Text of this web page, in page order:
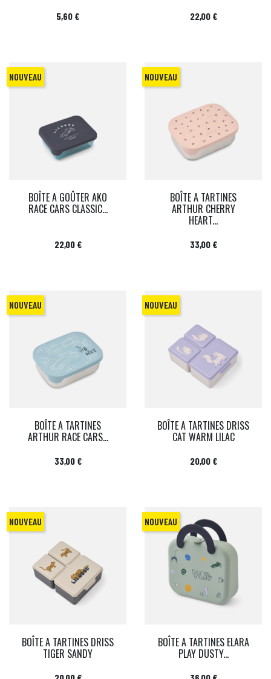
Prix
5,60 € Prix
22,00 €
BOÎTE A GOÛTER AKO
RACE CARS CLASSIC...
Prix
22,00 €
NOUVEAU
BOÎTE A TARTINES
ARTHUR CHERRY
HEART...
Prix
33,00 €
NOUVEAU
BOÎTE A TARTINES
ARTHUR RACE CARS...
Prix
33,00 €
NOUVEAU
BOÎTE A TARTINES DRISS
CAT WARM LILAC
Prix
20,00 €
NOUVEAU
BOÎTE A TARTINES DRISS
TIGER SANDY
NOUVEAU
BOÎTE A TARTINES ELARA
PLAY DUSTY...
NOUVEAU